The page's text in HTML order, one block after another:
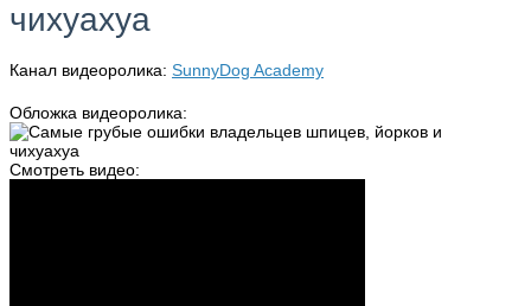
чихуахуа
Канал видеоролика: SunnyDog Academy
Обложка видеоролика:
Смотреть видео: